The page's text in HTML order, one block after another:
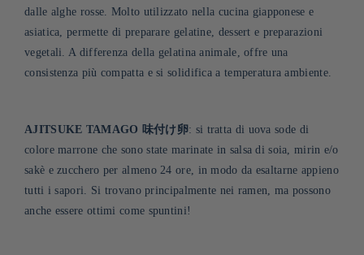
dalle alghe rosse. Molto utilizzato nella cucina giapponese e
asiatica, permette di preparare gelatine, dessert e preparazioni
vegetali. A differenza della gelatina animale, offre una
consistenza più compatta e si solidifica a temperatura ambiente.
AJITSUKE TAMAGO 味付け卵: si tratta di uova sode di
colore marrone che sono state marinate in salsa di soia, mirin e/o
sakè e zucchero per almeno 24 ore, in modo da esaltarne appieno
tutti i sapori. Si trovano principalmente nei ramen, ma possono
anche essere ottimi come spuntini!